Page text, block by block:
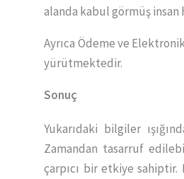
alanda kabul görmüş
Ayrıca Ödeme ve
yürütmektedir.
Sonuç
Yukarıdaki bilgiler
Zamandan tasarruf
çarpıcı bir etkiye